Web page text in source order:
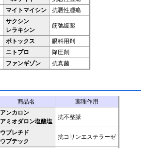
マイトマイシン 抗悪性腫瘍
サクシン
レラキシン
筋弛緩薬
ボトックス
眼科用剤
ニトプロ
降圧剤
ファンギゾン 抗真菌
商品名 薬理作用
アンカロン
アミオダロン塩酸塩
抗不整脈
ウブレチド
ウブテック
抗コリンエステラーゼ